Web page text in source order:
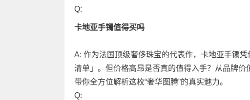
Q:
卡地亚手镯值得买吗
A: 作为法国顶级奢侈珠宝的代表作，卡地亚手镯
清单」。但价格高昂是否真的值得入手？从品牌价
带你全方位解析这枚“奢华图腾”的真实魅力。
Q: